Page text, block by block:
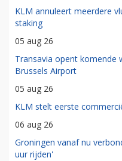
KLM annuleert meerdere
staking
05 aug 26
Transavia opent komende
Brussels Airport
05 aug 26
KLM stelt eerste
06 aug 26
Groningen vanaf nu
uur rijden'